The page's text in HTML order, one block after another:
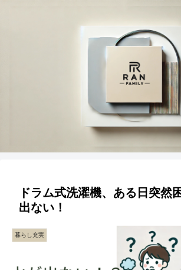
ドラム式洗濯機、ある日突然
出ない！
暮らし充実